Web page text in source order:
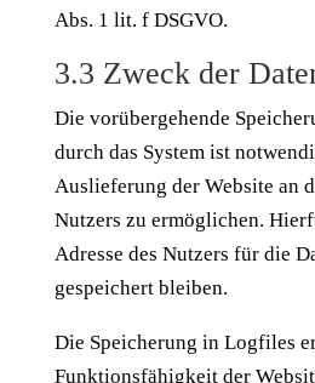
Abs. 1 lit. f DSGVO.
3.3 Zweck der
Die vorübergehende
durch das System ist
Auslieferung der Website an
Nutzers zu ermöglichen.
Adresse des Nutzers für die
gespeichert bleiben.
Die Speicherung in Logfiles
Funktionsfähigkeit der